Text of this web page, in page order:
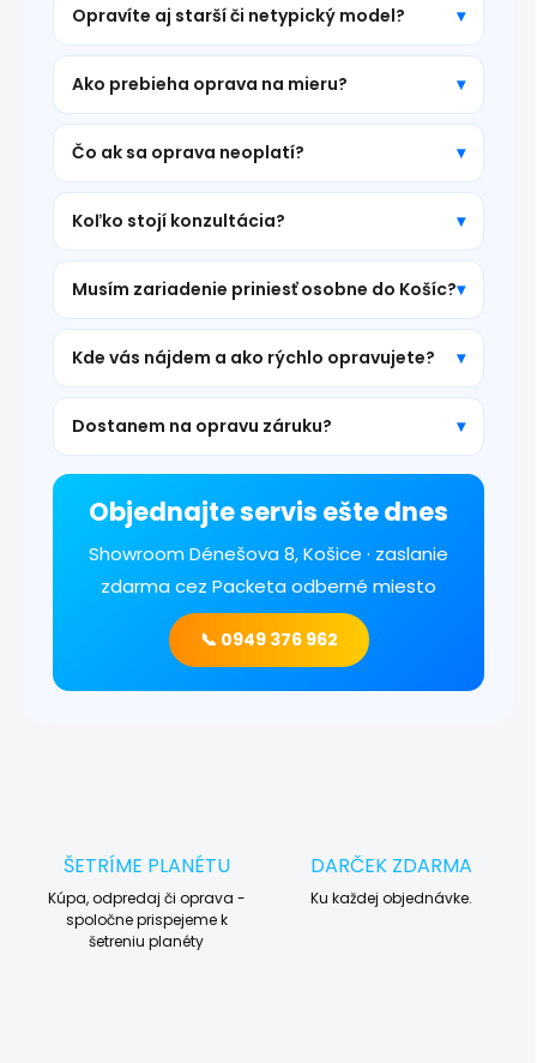
Opravíte aj starší či netypický model?
Ako prebieha oprava na mieru?
Čo ak sa oprava neoplatí?
Koľko stojí konzultácia?
Musím zariadenie priniesť osobne do Košíc?
Kde vás nájdem a ako rýchlo opravujete?
Dostanem na opravu záruku?
Objednajte servis ešte dnes
Showroom Dénešova 8, Košice · zaslanie
zdarma cez Packeta odberné miesto
📞 0949 376 962
ŠETRÍME PLANÉTU
Kúpa, odpredaj či oprava -
spoločne prispejeme k
šetreniu planéty
DARČEK ZDARMA
Ku každej objednávke.